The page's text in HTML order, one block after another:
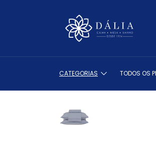
CATEGORIAS TODOS OS